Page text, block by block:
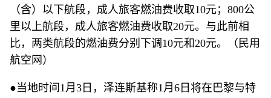
（含）以下航段，成人旅客燃油费收取10元；800公
里以上航段，成人旅客燃油费收取20元。与此前相
比，两类航段的燃油费分别下调10元和20元。（民用
航空网）
●当地时间1月3日，泽连斯基称1月6日将在巴黎与特